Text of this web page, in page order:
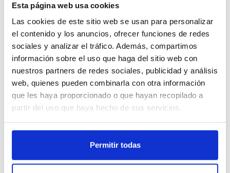
Esta página web usa cookies
Las cookies de este sitio web se usan para personalizar
el contenido y los anuncios, ofrecer funciones de redes
sociales y analizar el tráfico. Además, compartimos
información sobre el uso que haga del sitio web con
nuestros partners de redes sociales, publicidad y análisis
web, quienes pueden combinarla con otra información
que les haya proporcionado o que hayan recopilado a
partir del uso que haya hecho de sus servicios.
Permitir todas
Cornetto Mini Clásico Multipacks de
6+2U
76022
Cajas